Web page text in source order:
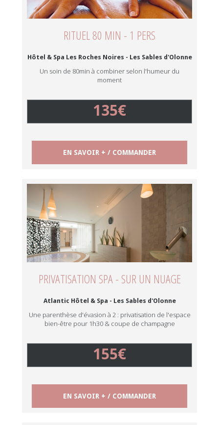
RITUEL 80 MIN - 1 PERS
Hôtel & Spa Les Roches Noires - Les Sables d'Olonne
Un soin de 80min à combiner selon l'humeur du
moment
135€
EN SAVOIR + / COMMANDER
PRIVATISATION SPA - SUR UN NUAGE
Atlantic Hôtel & Spa - Les Sables d'Olonne
Une parenthèse d'évasion à 2 : privatisation de l'espace
bien-être pour 1h30 & coupe de champagne
155€
EN SAVOIR + / COMMANDER